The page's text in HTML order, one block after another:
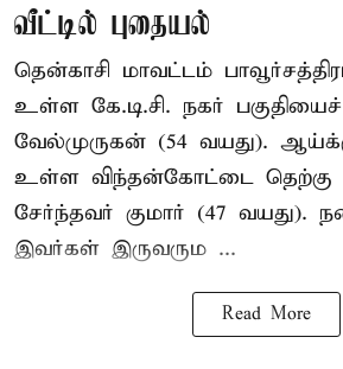
வீட்டில் புதையல்
தென்காசி மாவட்டம்
உள்ள கே.டி.சி. நகர்
வேல்முருகன் (54 வயது).
உள்ள விந்தன்கோட்டை தெற்கு
சேர்ந்தவர் குமார் (47 வயது).
இவர்கள் இருவரும ...
Read More